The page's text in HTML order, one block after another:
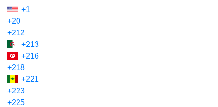
+1
+20
+212
+213
+216
+218
+221
+223
+225